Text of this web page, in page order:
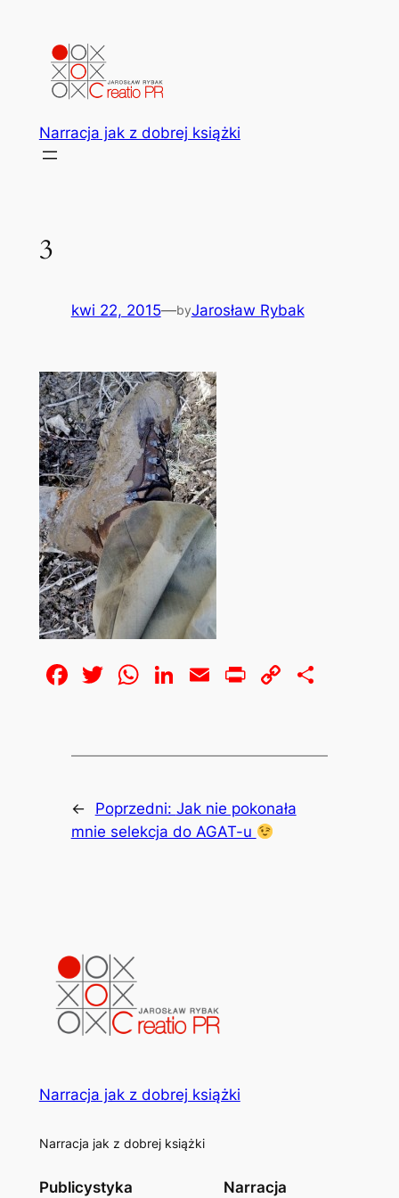
Narracja jak z dobrej książki
3
kwi 22, 2015—byJarosław Rybak
Facebook
Twitter
WhatsApp
LinkedIn
EmailPrintCopy
← Poprzedni: Jak nie pokonała
mnie selekcja do AGAT-u
Narracja jak z dobrej książki
Narracja jak z dobrej książki
Publicystyka Narracja